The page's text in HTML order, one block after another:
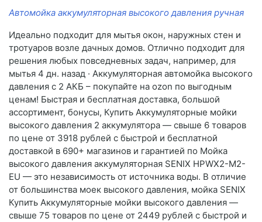
Автомойка аккумуляторная высокого давления ручная
Идеально подходит для мытья окон, наружных стен и
тротуаров возле дачных домов. Отлично подходит для
решения любых повседневных задач, например, для
мытья 4 дн. назад · Аккумуляторная автомойка высокого
давления с 2 АКБ – покупайте на ozon по выгодным
ценам! Быстрая и бесплатная доставка, большой
ассортимент, бонусы, Купить Аккумуляторные мойки
высокого давления 2 аккумулятора — свыше 6 товаров
по цене от 3918 рублей с быстрой и бесплатной
доставкой в 690+ магазинов и гарантией по Мойка
высокого давления аккумуляторная SENIX HPWX2-M2-
EU — это независимость от источника воды. В отличие
от большинства моек высокого давления, мойка SENIX
Купить Аккумуляторные мойки высокого давления —
свыше 75 товаров по цене от 2449 рублей с быстрой и